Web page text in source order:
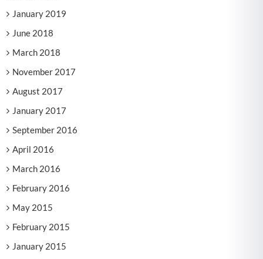
January 2019
June 2018
March 2018
November 2017
August 2017
January 2017
September 2016
April 2016
March 2016
February 2016
May 2015
February 2015
January 2015